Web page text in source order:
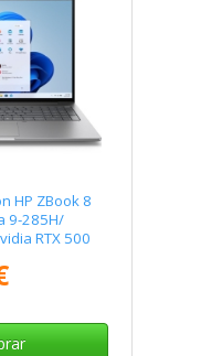
HP ZBook 8
9-285H/
RTX 500